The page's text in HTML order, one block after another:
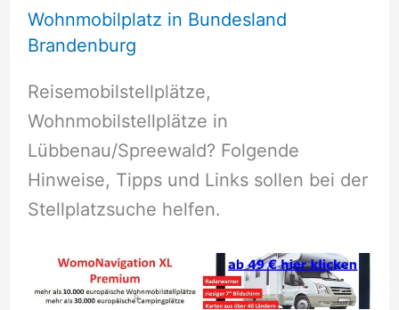
Wohnmobilplatz in Bundesland
Brandenburg
Reisemobilstellplätze,
Wohnmobilstellplätze in
Lübbenau/Spreewald? Folgende
Hinweise, Tipps und Links sollen bei der
Stellplatzsuche helfen.